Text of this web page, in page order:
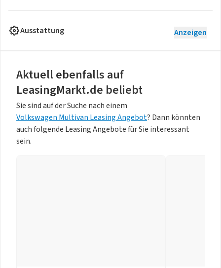
Ausstattung Anzeigen
Aktuell ebenfalls auf
LeasingMarkt.de beliebt
Sie sind auf der Suche nach einem
Volkswagen Multivan Leasing Angebot? Dann könnten
auch folgende Leasing Angebote für Sie interessant
sein.